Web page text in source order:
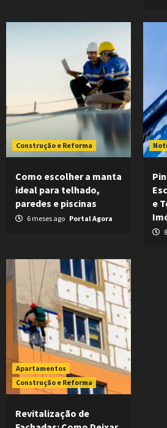
Construção e Reforma
Como escolher a manta
ideal para telhado,
paredes e piscinas
6 meses ago Portal Agora
e
Apartamentos
Construção e Reforma
Revitalização de